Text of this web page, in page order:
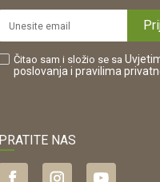
Čitao sam i složio se sa
poslovanjai pravilima
PRATITE NAS